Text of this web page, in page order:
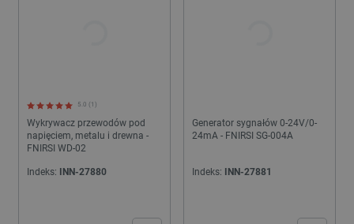
Wykrywacz przewodów pod
napięciem, metalu i drewna -
FNIRSI WD-02
5.0 (1)
Indeks: INN-27880
Generator sygnałów 0-24V/0-
24mA - FNIRSI SG-004A
Indeks: INN-27881